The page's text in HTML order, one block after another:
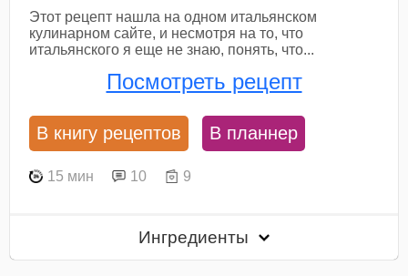
Этот рецепт нашла на одном итальянском
кулинарном сайте, и несмотря на то, что
итальянского я еще не знаю, понять, что...
Посмотреть рецепт
В книгу рецептов В планнер
15 мин 10 9
Ингредиенты